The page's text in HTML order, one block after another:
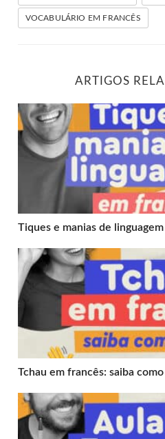
VOCABULÁRIO EM FRANCÊS
ARTIGOS
Tiques e manias de
Tiques e manias de
Tchau em francês: saiba
Tchau em francês: saiba
Aula de francês: guia básico